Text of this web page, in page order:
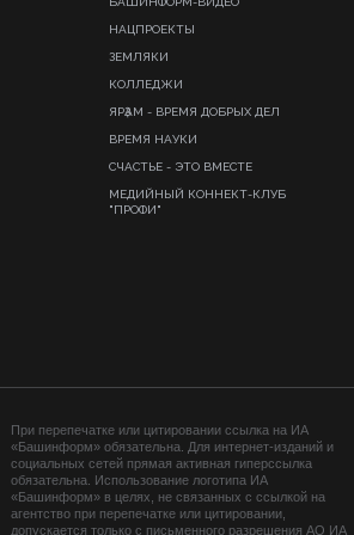
НАЦПРОЕКТЫ
ЗЕМЛЯКИ
КОЛЛЕДЖИ
ЯРҘАМ - ВРЕМЯ ДОБРЫХ ДЕЛ
ВРЕМЯ НАУКИ
СЧАСТЬЕ - ЭТО ВМЕСТЕ
МЕДИЙНЫЙ КОННЕКТ-КЛУБ
"ПРОФИ"
При перепечатке или цитировании ссылка на ИА
«Башинформ» обязательна. Для интернет-изданий и
социальных сетей прямая активная гиперссылка
обязательна. Использование логотипа ИА
«Башинформ» в целях, не связанных с ссылкой на
агентство при перепечатке или цитировании,
допускается только с письменного разрешения АО ИА